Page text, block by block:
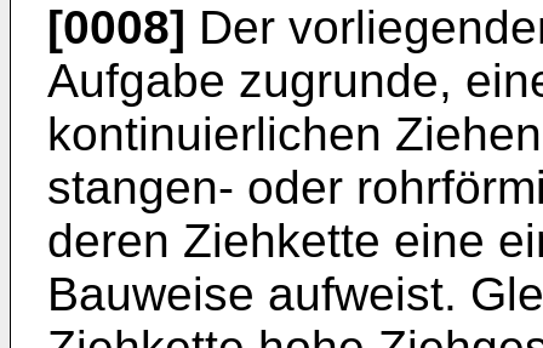
[0008] Der
Aufgabe zugrunde,
kontinuierlichen
stangen- oder
deren Ziehkette eine
Bauweise aufweist.